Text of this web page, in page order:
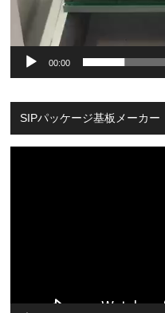
00:00
SIPパッケージ基板メーカー